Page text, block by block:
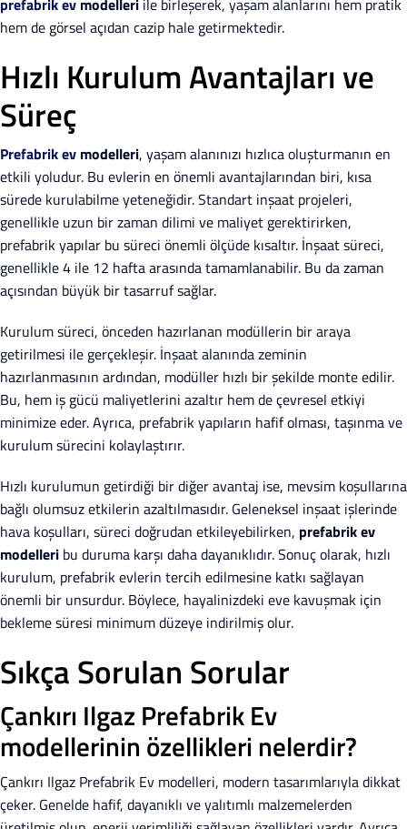
prefabrik ev modelleri ile birleşerek, yaşam alanlarını hem pratik
hem de görsel açıdan cazip hale getirmektedir.
Hızlı Kurulum Avantajları ve
Süreç
Prefabrik ev modelleri, yaşam alanınızı hızlıca oluşturmanın en
etkili yoludur. Bu evlerin en önemli avantajlarından biri, kısa
sürede kurulabilme yeteneğidir. Standart inşaat projeleri,
genellikle uzun bir zaman dilimi ve maliyet gerektirirken,
prefabrik yapılar bu süreci önemli ölçüde kısaltır. İnşaat süreci,
genellikle 4 ile 12 hafta arasında tamamlanabilir. Bu da zaman
açısından büyük bir tasarruf sağlar.
Kurulum süreci, önceden hazırlanan modüllerin bir araya
getirilmesi ile gerçekleşir. İnşaat alanında zeminin
hazırlanmasının ardından, modüller hızlı bir şekilde monte edilir.
Bu, hem iş gücü maliyetlerini azaltır hem de çevresel etkiyi
minimize eder. Ayrıca, prefabrik yapıların hafif olması, taşınma ve
kurulum sürecini kolaylaştırır.
Hızlı kurulumun getirdiği bir diğer avantaj ise, mevsim koşullarına
bağlı olumsuz etkilerin azaltılmasıdır. Geleneksel inşaat işlerinde
hava koşulları, süreci doğrudan etkileyebilirken, prefabrik ev
modelleri bu duruma karşı daha dayanıklıdır. Sonuç olarak, hızlı
kurulum, prefabrik evlerin tercih edilmesine katkı sağlayan
önemli bir unsurdur. Böylece, hayalinizdeki eve kavuşmak için
bekleme süresi minimum düzeye indirilmiş olur.
Sıkça Sorulan Sorular
Çankırı Ilgaz Prefabrik Ev
modellerinin özellikleri nelerdir?
Çankırı Ilgaz Prefabrik Ev modelleri, modern tasarımlarıyla dikkat
çeker. Genelde hafif, dayanıklı ve yalıtımlı malzemelerden